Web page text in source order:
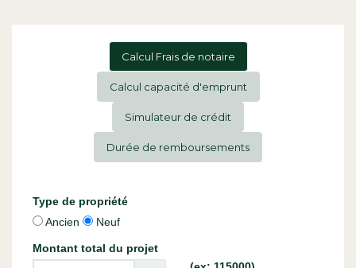
Calcul Frais de notaire
Calcul capacité d'emprunt
Simulateur de crédit
Durée de remboursements